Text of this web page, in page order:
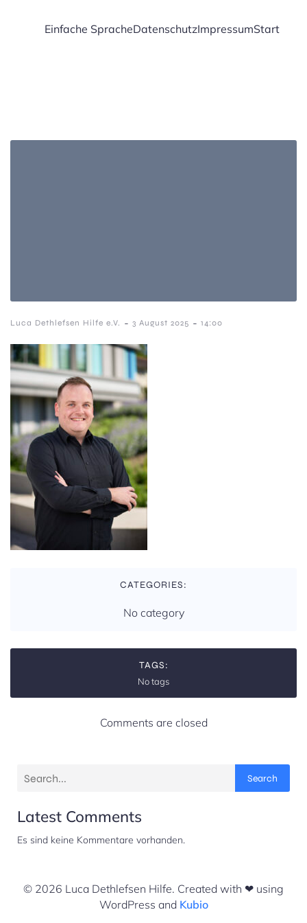
Einfache SpracheDatenschutzImpressumStart
Luca Dethlefsen Hilfe e.V. - 3 August 2025 - 14:00
CATEGORIES:
No category
TAGS:
No tags
Comments are closed
Search
Latest Comments
Es sind keine Kommentare vorhanden.
© 2026 Luca Dethlefsen Hilfe. Created with ❤ using
WordPress and Kubio